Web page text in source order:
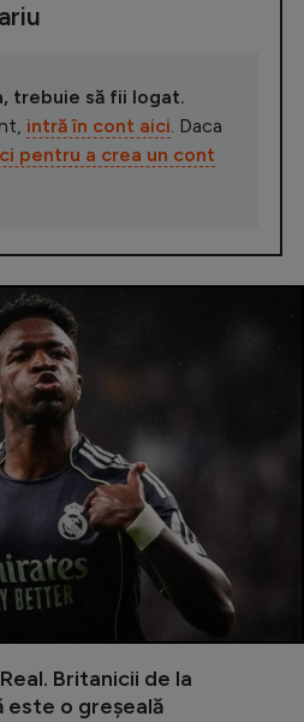
trebuie să fii logat.
intră în cont aici . Daca
pentru a crea un cont
Britanicii de la
este o greșeală